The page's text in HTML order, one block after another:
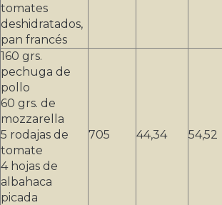
tomates
deshidratados,
pan francés
160 grs.
pechuga de
pollo
60 grs. de
mozzarella
5 rodajas de
tomate
4 hojas de
albahaca
picada
705 44,34 54,52